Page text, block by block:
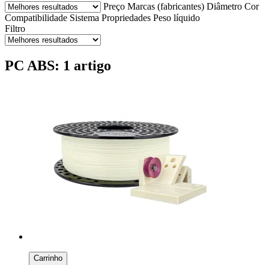
Preço Marcas (fabricantes) Diâmetro Cor
Compatibilidade Sistema Propriedades Peso líquido
Filtro
PC ABS: 1 artigo
Carrinho